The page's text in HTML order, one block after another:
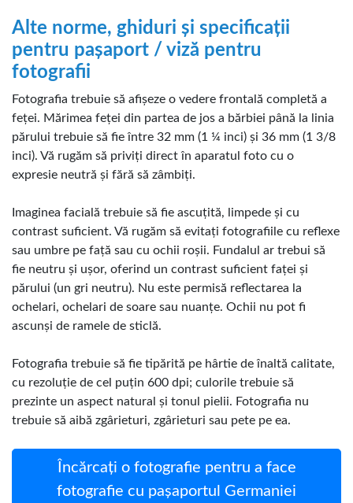
Alte norme, ghiduri și specificații
pentru pașaport / viză pentru
fotografii
Fotografia trebuie să afișeze o vedere frontală completă a
feței. Mărimea feței din partea de jos a bărbiei până la linia
părului trebuie să fie între 32 mm (1 ¼ inci) și 36 mm (1 3/8
inci). Vă rugăm să priviți direct în aparatul foto cu o
expresie neutră și fără să zâmbiți.
Imaginea facială trebuie să fie ascuțită, limpede și cu
contrast suficient. Vă rugăm să evitați fotografiile cu reflexe
sau umbre pe față sau cu ochii roșii. Fundalul ar trebui să
fie neutru și ușor, oferind un contrast suficient faței și
părului (un gri neutru). Nu este permisă reflectarea la
ochelari, ochelari de soare sau nuanțe. Ochii nu pot fi
ascunși de ramele de sticlă.
Fotografia trebuie să fie tipărită pe hârtie de înaltă calitate,
cu rezoluție de cel puțin 600 dpi; culorile trebuie să
prezinte un aspect natural și tonul pielii. Fotografia nu
trebuie să aibă zgârieturi, zgârieturi sau pete pe ea.
Încărcați o fotografie pentru a face
fotografie cu pașaportul Germaniei